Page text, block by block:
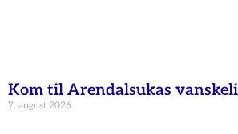
Kom til Arendalsukas
7. august 2026